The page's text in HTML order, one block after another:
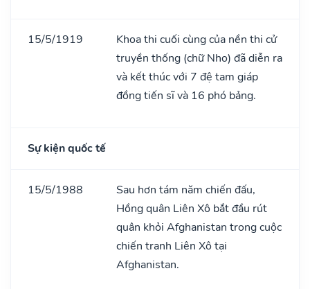
15/5/1919
Khoa thi cuối cùng của nền thi cử
truyền thống (chữ Nho) đã diễn ra
và kết thúc với 7 đệ tam giáp
đồng tiến sĩ và 16 phó bảng.
Sự kiện quốc tế
15/5/1988
Sau hơn tám năm chiến đấu,
Hồng quân Liên Xô bắt đầu rút
quân khỏi Afghanistan trong cuộc
chiến tranh Liên Xô tại
Afghanistan.